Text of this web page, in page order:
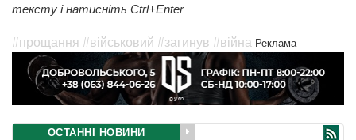
тексту і натисніть Ctrl+Enter
#прощання #військовий #загинув #війна Реклама
ОСТАННІ НОВИНИ